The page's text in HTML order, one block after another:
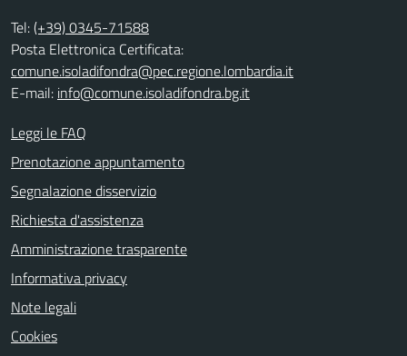
Tel:(+39) 0345-71588
Posta Elettronica Certificata:
comune.isoladifondra@pec.regione.lombardia.it
E-mail: info@comune.isoladifondra.bg.it
Leggi le FAQ
Prenotazione appuntamento
Segnalazione disservizio
Richiesta d'assistenza
Amministrazione trasparente
Informativa privacy
Note legali
Cookies